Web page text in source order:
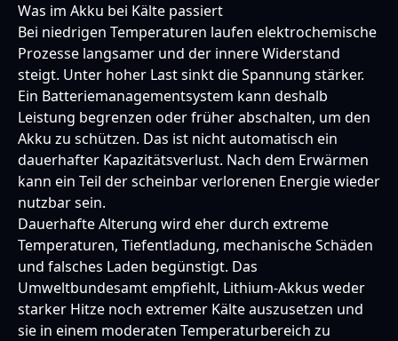
Was im Akku bei Kälte passiert
Bei niedrigen Temperaturen laufen elektrochemische
Prozesse langsamer und der innere Widerstand
steigt. Unter hoher Last sinkt die Spannung stärker.
Ein Batteriemanagementsystem kann deshalb
Leistung begrenzen oder früher abschalten, um den
Akku zu schützen. Das ist nicht automatisch ein
dauerhafter Kapazitätsverlust. Nach dem Erwärmen
kann ein Teil der scheinbar verlorenen Energie wieder
nutzbar sein.
Dauerhafte Alterung wird eher durch extreme
Temperaturen, Tiefentladung, mechanische Schäden
und falsches Laden begünstigt. Das
Umweltbundesamt empfiehlt, Lithium-Akkus weder
starker Hitze noch extremer Kälte auszusetzen und
sie in einem moderaten Temperaturbereich zu